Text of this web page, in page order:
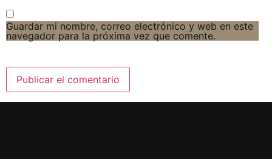
Guardar mi nombre, correo electrónico y web en este
navegador para la próxima vez que comente.